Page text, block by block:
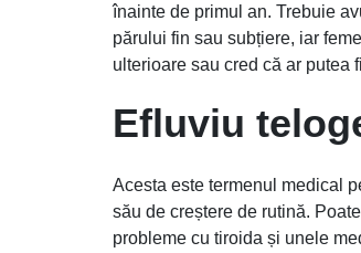
înainte de primul an. Trebuie
părului fin sau subțiere, iar
ulterioare sau cred că ar putea
Efluviu
Acesta este termenul medical
său de creștere de rutină.
probleme cu tiroida și unele